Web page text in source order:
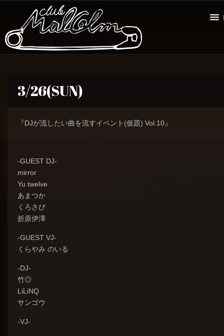
3/26(SUN)
『DJが流したい曲を流すイベント(仮題) Vol.10』
-GUEST DJ-
mirror
Yu twelve
あまつか
くろさび
折原伊澤
-GUEST VJ-
くらやみ のいる
-DJ-
竹◎
LiLiNQ
サンゴウ
-VJ-